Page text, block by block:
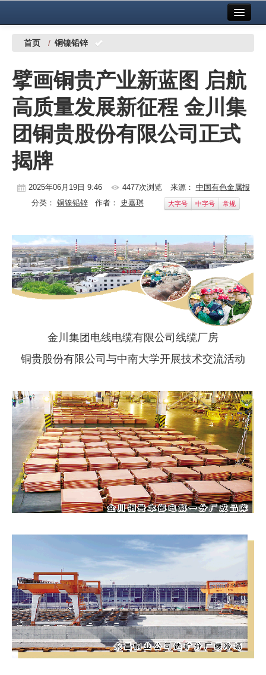
中国有色金属报社主办 广告服务
铜镍铅锌
铝
稀有稀土
有色市场
科技
镁钛
党建工作
企业文化
行情报价
数字报
首页 / 铜镍铅锌
擘画铜贵产业新蓝图 启航
高质量发展新征程 金川集
团铜贵股份有限公司正式
揭牌
2025年06月19日 9:46 4477次浏览 来源： 中国有色金属报
分类： 铜镍铅锌作者： 史嘉琪 大字号 中字号 常规
金川集团电线电缆有限公司线缆厂房
铜贵股份有限公司与中南大学开展技术交流活动